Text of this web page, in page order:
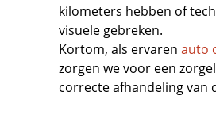
kilometers hebben of
visuele gebreken.
Kortom, als ervaren auto
zorgen we voor een
correcte afhandeling van